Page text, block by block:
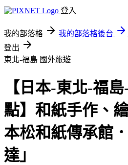
登入
我的部落格 我的部落格後台
登出
東北-福島 國外旅遊
【日本-東北-福
點】和紙手作、
本松和紙傳承館
達」